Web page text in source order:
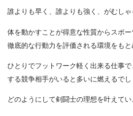
誰よりも早く、誰よりも強く、がむしゃ
体を動かすことが得意な性質からスポー
徹底的な行動力を評価される環境をもと
ひとりでフットワーク軽く出来る仕事
する競争相手がいると多いに燃えるでし
どのようにして剣闘士の理想を叶えてい